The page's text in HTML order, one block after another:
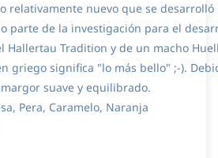
relativamente nuevo que se
parte de la investigación para el
Hallertau Tradition y de un macho
griego significa "lo más bello" ;-).
suave y equilibrado.
Pera, Caramelo, Naranja